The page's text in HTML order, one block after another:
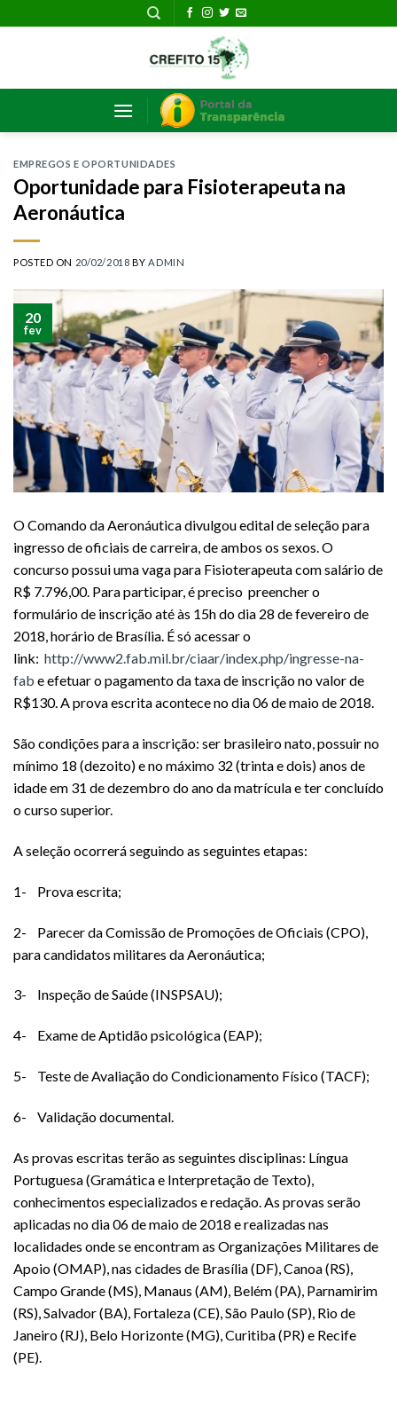
EMPREGOS E OPORTUNIDADES
Oportunidade para Fisioterapeuta na
Aeronáutica
POSTED ON 20/02/2018 BY ADMIN
20
fev
O Comando da Aeronáutica divulgou edital de seleção para
ingresso de oficiais de carreira, de ambos os sexos. O
concurso possui uma vaga para Fisioterapeuta com salário de
R$ 7.796,00. Para participar, é preciso preencher o
formulário de inscrição até às 15h do dia 28 de fevereiro de
2018, horário de Brasília. É só acessar o
link: http://www2.fab.mil.br/ciaar/index.php/ingresse-na-
fab e efetuar o pagamento da taxa de inscrição no valor de
R$130. A prova escrita acontece no dia 06 de maio de 2018.
São condições para a inscrição: ser brasileiro nato, possuir no
mínimo 18 (dezoito) e no máximo 32 (trinta e dois) anos de
idade em 31 de dezembro do ano da matrícula e ter concluído
o curso superior.
A seleção ocorrerá seguindo as seguintes etapas:
1- Prova escrita;
2- Parecer da Comissão de Promoções de Oficiais (CPO),
para candidatos militares da Aeronáutica;
3- Inspeção de Saúde (INSPSAU);
4- Exame de Aptidão psicológica (EAP);
5- Teste de Avaliação do Condicionamento Físico (TACF);
6- Validação documental.
As provas escritas terão as seguintes disciplinas: Língua
Portuguesa (Gramática e Interpretação de Texto),
conhecimentos especializados e redação. As provas serão
aplicadas no dia 06 de maio de 2018 e realizadas nas
localidades onde se encontram as Organizações Militares de
Apoio (OMAP), nas cidades de Brasília (DF), Canoa (RS),
Campo Grande (MS), Manaus (AM), Belém (PA), Parnamirim
(RS), Salvador (BA), Fortaleza (CE), São Paulo (SP), Rio de
Janeiro (RJ), Belo Horizonte (MG), Curitiba (PR) e Recife
(PE).